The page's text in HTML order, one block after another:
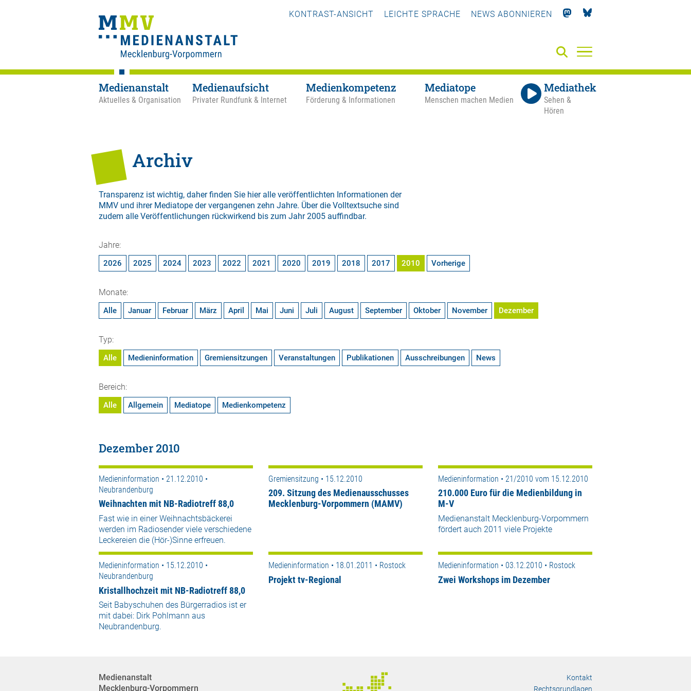
KONTRAST-ANSICHT LEICHTE SPRACHE NEWS ABONNIEREN
Medienanstalt
Aktuelles & Organisation
Medienaufsicht
Privater Rundfunk & Internet
Medienkompetenz
Förderung & Informationen
Mediatope
Menschen machen Medien
Mediathek
Sehen &
Hören
Archiv
Transparenz ist wichtig, daher finden Sie hier alle veröffentlichten Informationen der
MMV und ihrer Mediatope der vergangenen zehn Jahre. Über die Volltextsuche sind
zudem alle Veröffentlichungen rückwirkend bis zum Jahr 2005 auffindbar.
Jahre:
2026 2025 2024 2023 2022 2021 2020 2019 2018 2017 2010 Vorherige
Monate:
Alle Januar Februar März April Mai Juni Juli August September Oktober November Dezember
Typ:
Alle Medieninformation Gremiensitzungen Veranstaltungen Publikationen Ausschreibungen News
Bereich:
Alle Allgemein Mediatope Medienkompetenz
Dezember 2010
Medieninformation • 21.12.2010 •
Neubrandenburg
Weihnachten mit NB-Radiotreff 88,0
Fast wie in einer Weihnachtsbäckerei
werden im Radiosender viele verschiedene
Leckereien die (Hör-)Sinne erfreuen.
Gremiensitzung • 15.12.2010
209. Sitzung des Medienausschusses
Mecklenburg-Vorpommern (MAMV)
Medieninformation • 21/2010 vom 15.12.2010
210.000 Euro für die Medienbildung in
M-V
Medienanstalt Mecklenburg-Vorpommern
fördert auch 2011 viele Projekte
Medieninformation • 15.12.2010 •
Neubrandenburg
Kristallhochzeit mit NB-Radiotreff 88,0
Seit Babyschuhen des Bürgerradios ist er
mit dabei: Dirk Pohlmann aus
Neubrandenburg.
Medieninformation • 18.01.2011 • Rostock
Projekt tv-Regional
Medieninformation • 03.12.2010 • Rostock
Zwei Workshops im Dezember
Medienanstalt
Mecklenburg-Vorpommern
Kontakt
Rechtsgrundlagen